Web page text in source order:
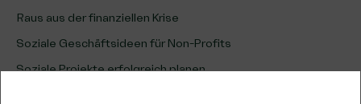
Raus aus der finanziellen Krise
Soziale Geschäftsideen für Non-Profits
Soziale Projekte erfolgreich planen